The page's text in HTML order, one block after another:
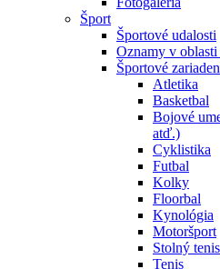
Šport
Športové udalosti
Oznamy v oblasti
Športové
Atletika
Basketbal
Bojové
atď.)
Cyklistika
Futbal
Kolky
Floorbal
Kynológia
Motoršport
Stolný tenis
Tenis